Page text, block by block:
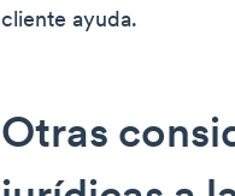
cliente ayuda.
Otras